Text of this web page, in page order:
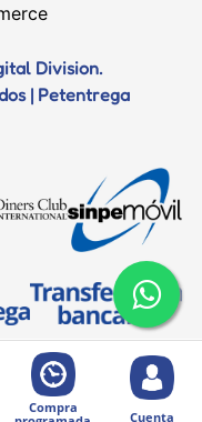
Compra
Cuenta
Division.
| Petentrega